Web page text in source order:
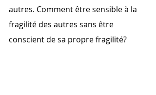
autres. Comment être sensible à la
fragilité des autres sans être
conscient de sa propre fragilité?